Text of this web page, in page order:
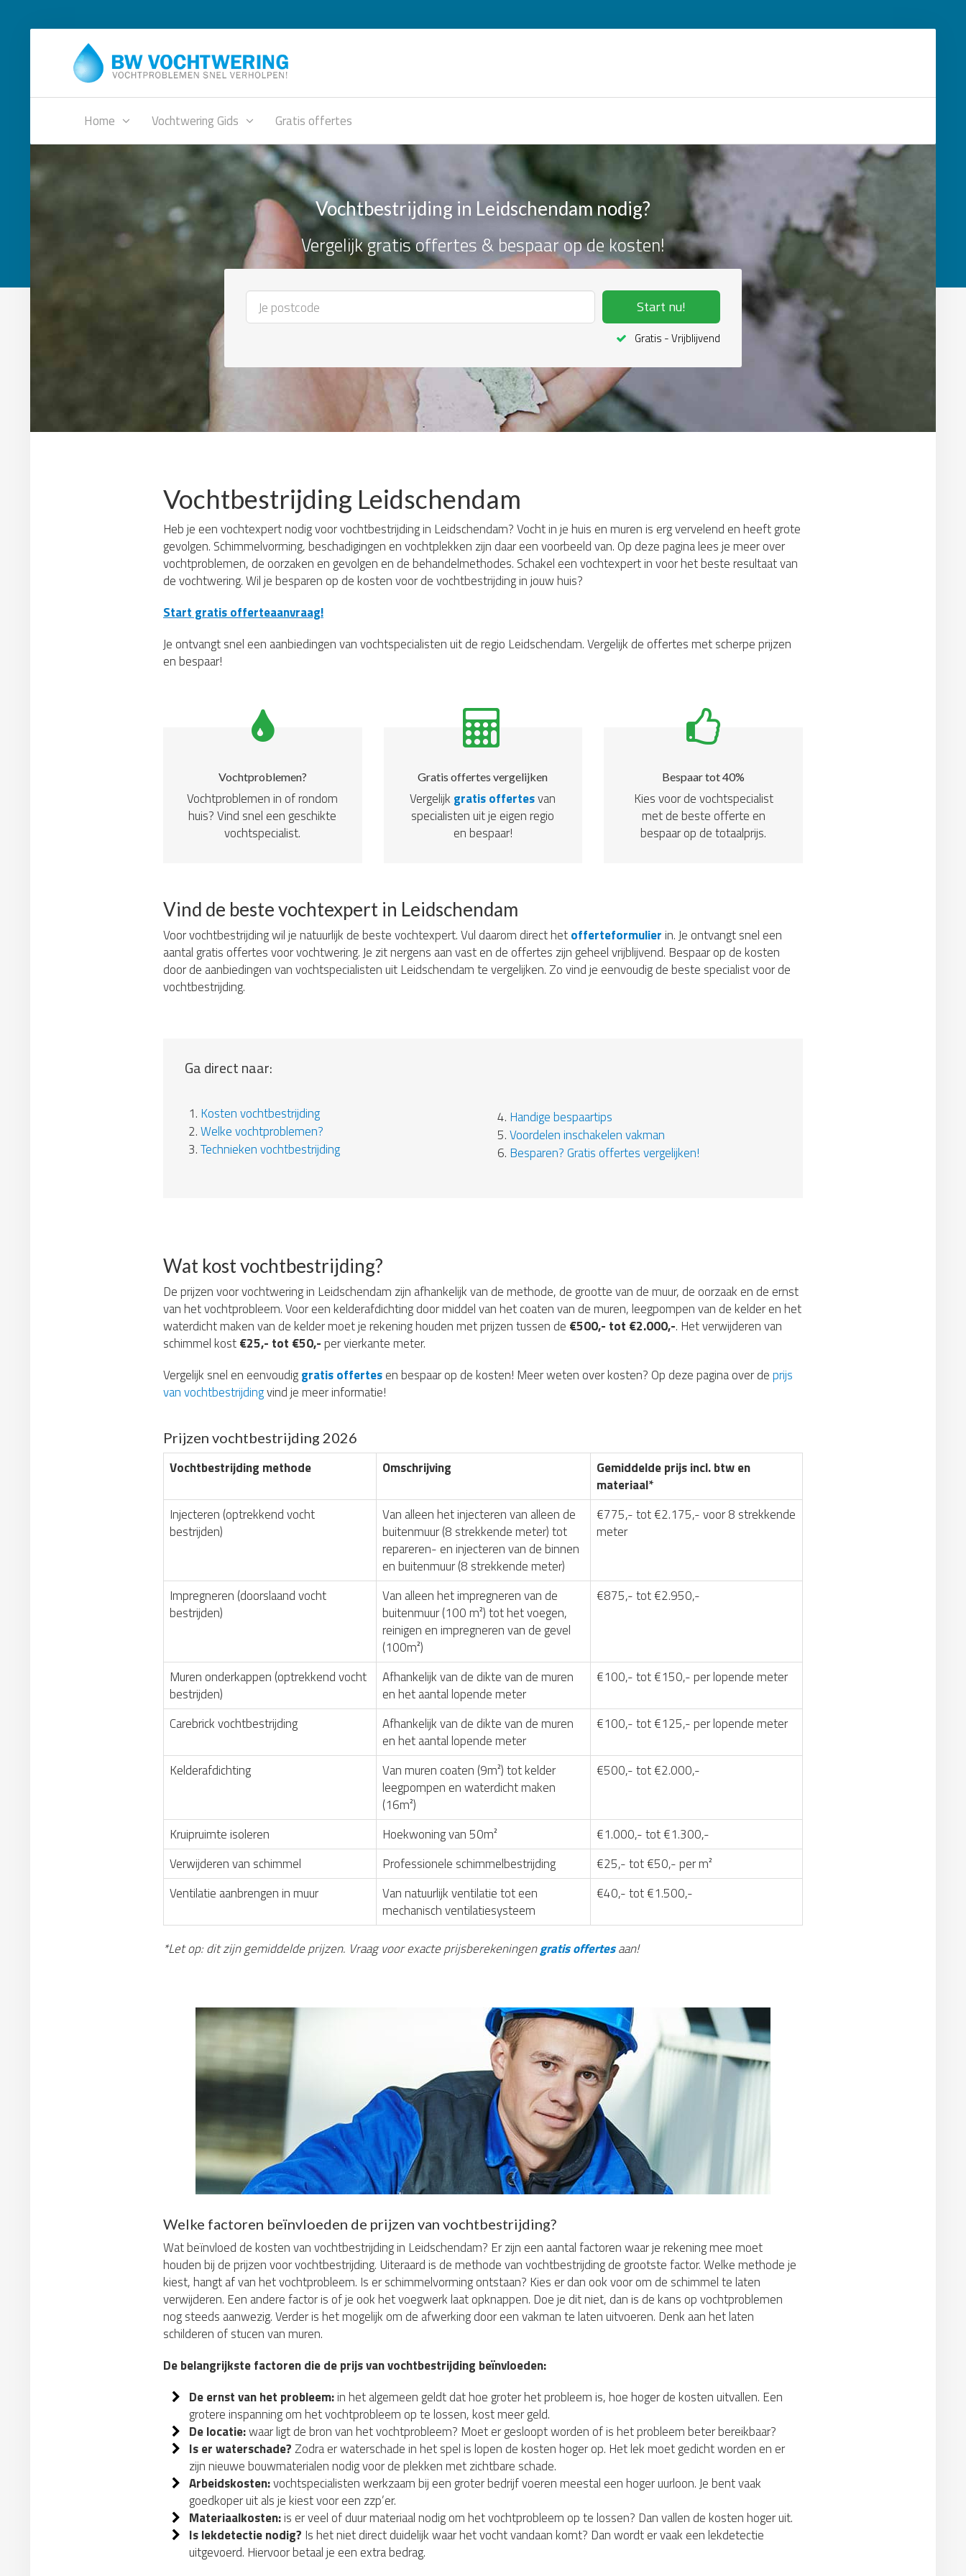
Home Vochtwering Gids Gratis offertes
Vochtbestrijding in Leidschendam nodig?
Vergelijk gratis offertes & bespaar op de kosten!
Start nu!
Gratis - Vrijblijvend
Vochtbestrijding Leidschendam
Heb je een vochtexpert nodig voor vochtbestrijding in Leidschendam? Vocht in je huis en muren is erg vervelend en heeft grote
gevolgen. Schimmelvorming, beschadigingen en vochtplekken zijn daar een voorbeeld van. Op deze pagina lees je meer over
vochtproblemen, de oorzaken en gevolgen en de behandelmethodes. Schakel een vochtexpert in voor het beste resultaat van
de vochtwering. Wil je besparen op de kosten voor de vochtbestrijding in jouw huis?
Start gratis offerteaanvraag!
Je ontvangt snel een aanbiedingen van vochtspecialisten uit de regio Leidschendam. Vergelijk de offertes met scherpe prijzen
en bespaar!
Vochtproblemen?
Vochtproblemen in of rondom
huis? Vind snel een geschikte
vochtspecialist.
Gratis offertes vergelijken
Vergelijk gratis offertesvan
specialisten uit je eigen regio
en bespaar!
Bespaar tot 40%
Kies voor de vochtspecialist
met de beste offerte en
bespaar op de totaalprijs.
Vind de beste vochtexpert in Leidschendam
Voor vochtbestrijding wil je natuurlijk de beste vochtexpert. Vul daarom direct hetofferteformulier in. Je ontvangt snel een
aantal gratis offertes voor vochtwering. Je zit nergens aan vast en de offertes zijn geheel vrijblijvend. Bespaar op de kosten
door de aanbiedingen van vochtspecialisten uit Leidschendam te vergelijken. Zo vind je eenvoudig de beste specialist voor de
vochtbestrijding.
Ga direct naar:
1. Kosten vochtbestrijding
2.Welke vochtproblemen?
3.Technieken vochtbestrijding
4. Handige bespaartips
5.Voordelen inschakelen vakman
6. Besparen? Gratis offertes vergelijken!
Wat kost vochtbestrijding?
De prijzen voor vochtwering in Leidschendam zijn afhankelijk van de methode, de grootte van de muur, de oorzaak en de ernst
van het vochtprobleem. Voor een kelderafdichting door middel van het coaten van de muren, leegpompen van de kelder en het
waterdicht maken van de kelder moet je rekening houden met prijzen tussen de €500,- tot €2.000,-. Het verwijderen van
schimmel kost€25,- tot €50,- per vierkante meter.
Vergelijk snel en eenvoudiggratis offertesen bespaar op de kosten! Meer weten over kosten? Op deze pagina over deprijs
van vochtbestrijdingvind je meer informatie!
Prijzen vochtbestrijding 2026
Vochtbestrijding methode Omschrijving
Gemiddelde prijs incl. btw en
materiaal*
Injecteren (optrekkend vocht
bestrijden)
Van alleen het injecteren van alleen de
buitenmuur (8 strekkende meter) tot
repareren- en injecteren van de binnen
en buitenmuur (8 strekkende meter)
€775,- tot €2.175,- voor 8 strekkende
meter
Impregneren (doorslaand vocht
bestrijden)
Van alleen het impregneren van de
buitenmuur (100 m²) tot het voegen,
reinigen en impregneren van de gevel
(100m²)
€875,- tot €2.950,-
Muren onderkappen (optrekkend vocht
bestrijden)
Afhankelijk van de dikte van de muren
en het aantal lopende meter
€100,- tot €150,- per lopende meter
Carebrick vochtbestrijding
Afhankelijk van de dikte van de muren
en het aantal lopende meter
€100,- tot €125,- per lopende meter
Kelderafdichting
Van muren coaten (9m²) tot kelder
leegpompen en waterdicht maken
(16m²)
€500,- tot €2.000,-
Kruipruimte isoleren Hoekwoning van 50m²
€1.000,- tot €1.300,-
Verwijderen van schimmel
Professionele schimmelbestrijding
€25,- tot €50,- per m²
Ventilatie aanbrengen in muur
Van natuurlijk ventilatie tot een
mechanisch ventilatiesysteem
€40,- tot €1.500,-
*Let op: dit zijn gemiddelde prijzen. Vraag voor exacte prijsberekeningengratis offertesaan!
Welke factoren beïnvloeden de prijzen van vochtbestrijding?
Wat beïnvloed de kosten van vochtbestrijding in Leidschendam? Er zijn een aantal factoren waar je rekening mee moet
houden bij de prijzen voor vochtbestrijding. Uiteraard is de methode van vochtbestrijding de grootste factor. Welke methode je
kiest, hangt af van het vochtprobleem. Is er schimmelvorming ontstaan? Kies er dan ook voor om de schimmel te laten
verwijderen. Een andere factor is of je ook het voegwerk laat opknappen. Doe je dit niet, dan is de kans op vochtproblemen
nog steeds aanwezig. Verder is het mogelijk om de afwerking door een vakman te laten uitvoeren. Denk aan het laten
schilderen of stucen van muren.
De belangrijkste factoren die de prijs van vochtbestrijding beïnvloeden:
De ernst van het probleem:in het algemeen geldt dat hoe groter het probleem is, hoe hoger de kosten uitvallen. Een
grotere inspanning om het vochtprobleem op te lossen, kost meer geld.
De locatie:waar ligt de bron van het vochtprobleem? Moet er gesloopt worden of is het probleem beter bereikbaar?
Is er waterschade? Zodra er waterschade in het spel is lopen de kosten hoger op. Het lek moet gedicht worden en er
zijn nieuwe bouwmaterialen nodig voor de plekken met zichtbare schade.
Arbeidskosten:vochtspecialisten werkzaam bij een groter bedrijf voeren meestal een hoger uurloon. Je bent vaak
goedkoper uit als je kiest voor een zzp’er.
Materiaalkosten:is er veel of duur materiaal nodig om het vochtprobleem op te lossen? Dan vallen de kosten hoger uit.
Is lekdetectie nodig? Is het niet direct duidelijk waar het vocht vandaan komt? Dan wordt er vaak een lekdetectie
uitgevoerd. Hiervoor betaal je een extra bedrag.